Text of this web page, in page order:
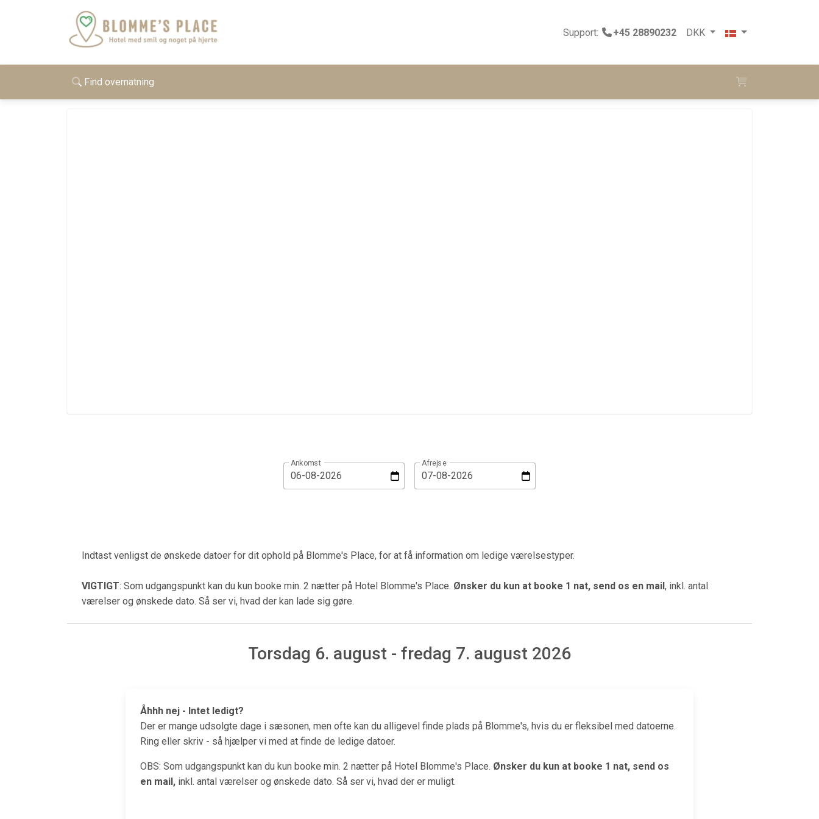
Support: +45 28890232 DKK
Find overnatning
Ankomst Afrejse
Indtast venligst de ønskede datoer for dit ophold på Blomme's Place, for at få information om ledige værelsestyper.
VIGTIGT: Som udgangspunkt kan du kun booke min. 2 nætter på Hotel Blomme's Place. Ønsker du kun at booke 1 nat, send os en mail , inkl. antal
værelser og ønskede dato. Så ser vi, hvad der kan lade sig gøre.
Torsdag 6. august - fredag 7. august 2026
Åhhh nej - Intet ledigt?
Der er mange udsolgte dage i sæsonen, men ofte kan du alligevel finde plads på Blomme's, hvis du er fleksibel med datoerne.
Ring eller skriv - så hjælper vi med at finde de ledige datoer.
OBS: Som udgangspunkt kan du kun booke min. 2 nætter på Hotel Blomme's Place. Ønsker du kun at booke 1 nat, send os
en mail,inkl. antal værelser og ønskede dato. Så ser vi, hvad der er muligt.